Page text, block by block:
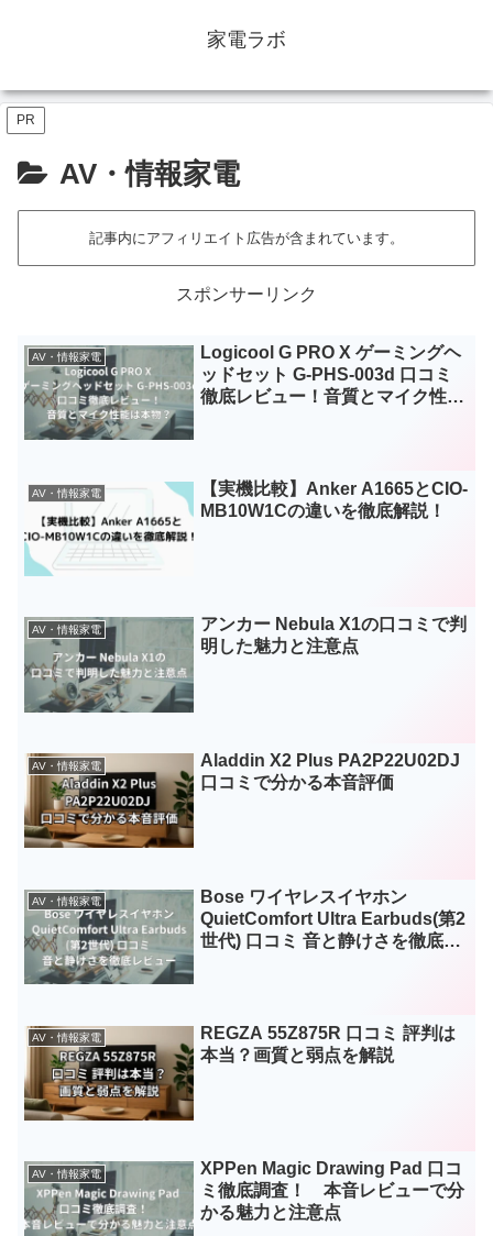
家電ラボ
PR
AV・情報家電
記事内にアフィリエイト広告が含まれています。
スポンサーリンク
AV・情報家電
Logicool G PRO X ゲーミングヘ
ッドセット G-PHS-003d 口コミ
徹底レビュー！音質とマイク性能
AV・情報家電
【実機比較】Anker A1665とCIO-
MB10W1Cの違いを徹底解説！
AV・情報家電
アンカー Nebula X1の口コミで判
明した魅力と注意点
AV・情報家電
Aladdin X2 Plus PA2P22U02DJ
口コミで分かる本音評価
AV・情報家電
Bose ワイヤレスイヤホン
QuietComfort Ultra Earbuds(第2
世代) 口コミ 音と静けさを徹底レ
AV・情報家電
REGZA 55Z875R 口コミ 評判は
本当？画質と弱点を解説
AV・情報家電
XPPen Magic Drawing Pad 口コ
ミ徹底調査！ 本音レビューで分
かる魅力と注意点